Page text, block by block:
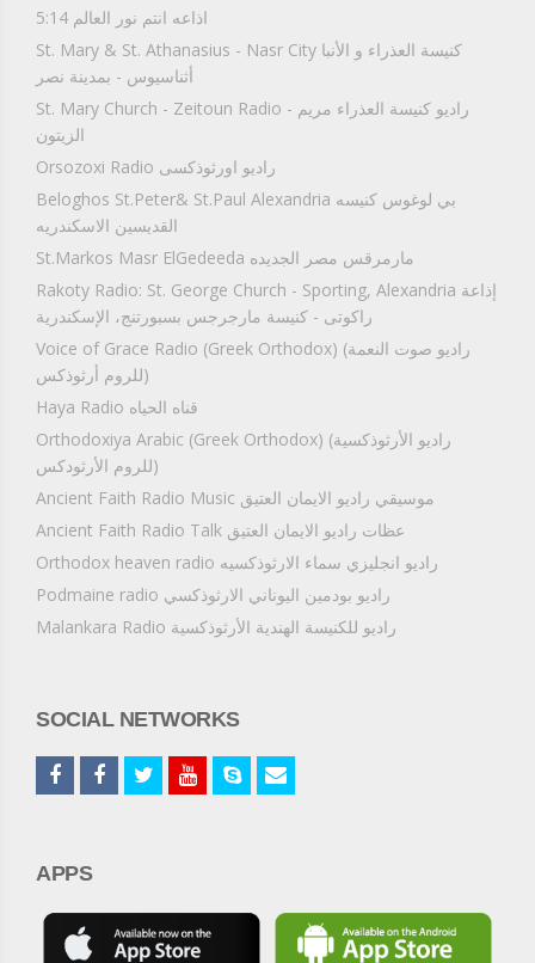
5:14 اذاعه انتم نور العالم
St. Mary & St. Athanasius - Nasr City كنيسة العذراء و الأنبا
أثناسيوس - بمدينة نصر
St. Mary Church - Zeitoun Radio راديو كنيسة العذراء مريم -
الزيتون
Orsozoxi Radio راديو اورثوذكسى
Beloghos St.Peter& St.Paul Alexandria بي لوغوس كنيسه
القديسين الاسكندريه
St.Markos Masr ElGedeeda مارمرقس مصر الجديده
Rakoty Radio: St. George Church - Sporting, Alexandria إذاعة
راكوتى - كنيسة مارجرجس بسبورتنج، الإسكندرية
Voice of Grace Radio (Greek Orthodox) (راديو صوت النعمة
(للروم أرثوذكس
Haya Radio قناه الحياه
Orthodoxiya Arabic (Greek Orthodox) (راديو الأرثوذكسية
(للروم الأرثودكس
Ancient Faith Radio Music موسيقي راديو الايمان العتيق
Ancient Faith Radio Talk عظات راديو الايمان العتيق
Orthodox heaven radio راديو انجليزي سماء الارثوذكسيه
Podmaine radio راديو بودمين اليوناني الارثوذكسي
Malankara Radio راديو للكنيسة الهندية الأرثوذكسية
SOCIAL NETWORKS
APPS